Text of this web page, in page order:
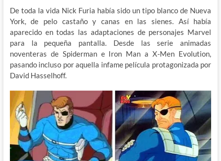
De toda la vida Nick Furia había sido un tipo blanco de Nueva
York, de pelo castaño y canas en las sienes. Así había
aparecido en todas las adaptaciones de personajes Marvel
para la pequeña pantalla. Desde las serie animadas
noventeras de Spiderman e Iron Man a X-Men Evolution,
pasando incluso por aquella infame película protagonizada por
David Hasselhoff.